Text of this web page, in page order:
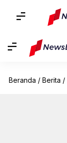
Beranda / Berita /